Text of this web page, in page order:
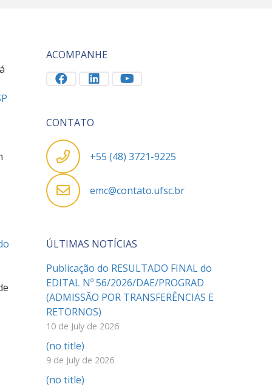
ACOMPANHE
CONTATO
+55 (48) 3721-9225
emc@contato.ufsc.br
ÚLTIMAS NOTÍCIAS
Publicação do RESULTADO FINAL do
EDITAL Nº 56/2026/DAE/PROGRAD
(ADMISSÃO POR TRANSFERÊNCIAS E
RETORNOS)
10 de July de 2026
(no title)
9 de July de 2026
(no title)